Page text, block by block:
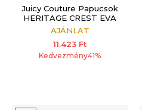
ADDITIONAL 15%
Juicy Couture Papucsok
HERITAGE CREST EVA
WEDGE SLIDE
AJÁNLAT
11.423 Ft
Kedvezmény41%